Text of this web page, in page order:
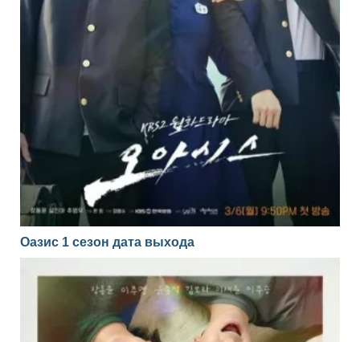
Оазис 1 сезон дата выхода